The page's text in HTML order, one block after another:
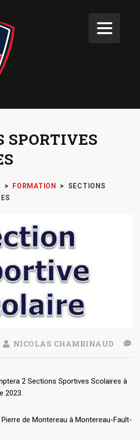
SPORTIVES
> FORMATION >
SECTIONS
NICOLAS CHAMBINAUD
2 Sections Sportives Scolaires à
2023.
de Montereau à Montereau-Fault-